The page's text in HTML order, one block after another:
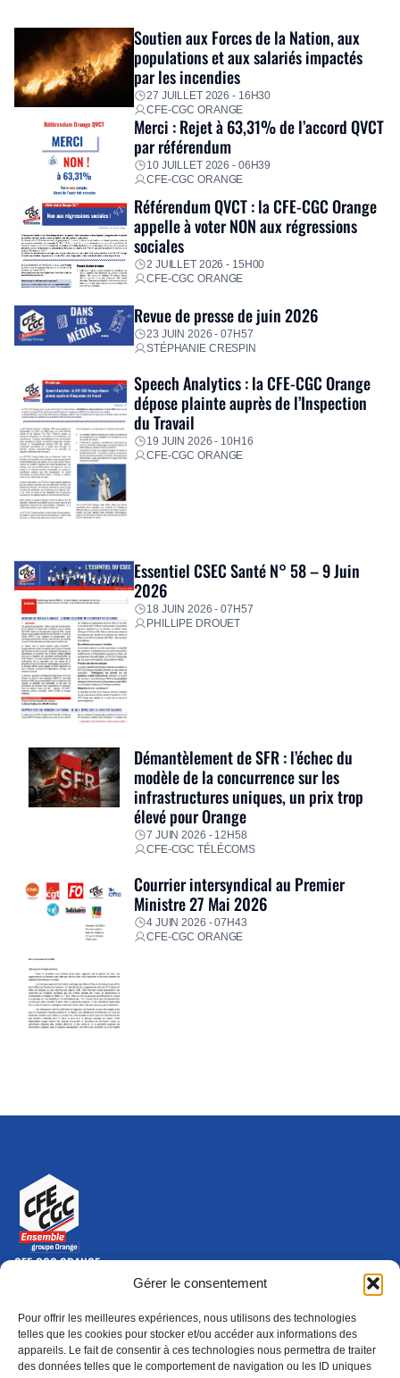
Gérer le consentement
Pour offrir les meilleures expériences, nous utilisons des technologies
telles que les cookies pour stocker et/ou accéder aux informations des
appareils. Le fait de consentir à ces technologies nous permettra de traiter
des données telles que le comportement de navigation ou les ID uniques
Fidèle à sa mission d’utilité sociale, le Groupe mobilise
immédiatement ses équipes afin de proposer un diagnostic
personnalisé, des aides financières pour faire face aux
premières dépenses, […]
Soutien aux Forces de la Nation, aux
populations et aux salariés impactés
par les incendies
27 JUILLET 2026 - 16H30
CFE-CGC ORANGE
Merci : Rejet à 63,31% de l’accord QVCT
par référendum
10 JUILLET 2026 - 06H39
CFE-CGC ORANGE
Référendum QVCT : la CFE-CGC Orange
appelle à voter NON aux régressions
sociales
2 JUILLET 2026 - 15H00
CFE-CGC ORANGE
Revue de presse de juin 2026
23 JUIN 2026 - 07H57
STÉPHANIE CRESPIN
Speech Analytics : la CFE-CGC Orange
dépose plainte auprès de l’Inspection
du Travail
19 JUIN 2026 - 10H16
CFE-CGC ORANGE
Essentiel CSEC Santé N° 58 – 9 Juin
2026
18 JUIN 2026 - 07H57
PHILLIPE DROUET
Démantèlement de SFR : l’échec du
modèle de la concurrence sur les
infrastructures uniques, un prix trop
élevé pour Orange
7 JUIN 2026 - 12H58
CFE-CGC TÉLÉCOMS
Courrier intersyndical au Premier
Ministre 27 Mai 2026
4 JUIN 2026 - 07H43
CFE-CGC ORANGE
CFE-CGC ORANGE
10-12 rue Saint Amand, 75015 Paris Cedex 15
Nous contacter
01 46 79 28 74
S'ABONNER(NOUVELLE FENÊTRE)
ADHÉRER